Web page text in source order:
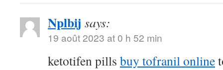
Nplbij says:
19 août 2023 at 0 h 52 min
ketotifen pills buy tofranil online